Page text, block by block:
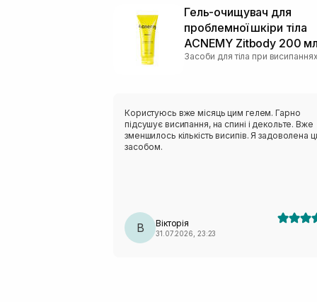
Гель-очищувач для
проблемної шкіри тіла
ACNEMY Zitbody 200 мл
Засоби для тіла при висипаннях
Користуюсь вже місяць цим гелем. Гарно
підсушує висипання, на спині і декольте. Вже
зменшилось кількість висипів. Я задоволена
засобом.
В Вікторія
31.07.2026, 23:23